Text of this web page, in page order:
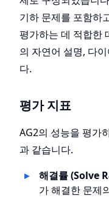
기하 문제를 포함하
평가하는 데 적합한
의 자연어 설명, 다
다.
평가 지표
AG2의 성능을 평가
과 같습니다.
해결률 (Solve
가 해결한 문제